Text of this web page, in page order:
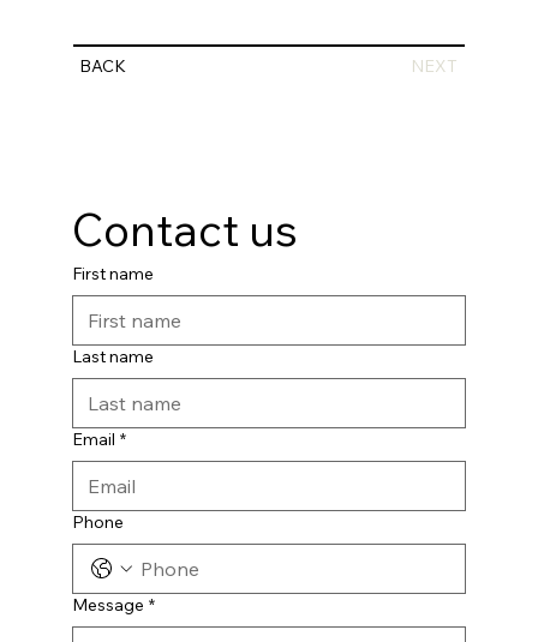
BACK NEXT
Contact us
First name
Last name
Email *
Phone
Message *